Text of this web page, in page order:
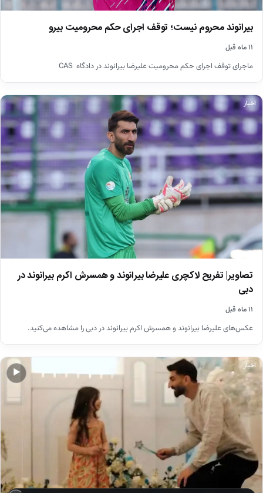
بیرانوند محروم نیست؛ توقف اجرای حکم محرومیت بیرو
۱۱ ماه قبل
ماجرای توقف اجرای حکم محرومیت علیرضا بیرانوند در دادگاه ‌CAS
اخبار
تصاویر| تفریح لاکچری علیرضا بیرانوند و همسرش اکرم بیرانوند در
دبی
۱۱ ماه قبل
عکس‌های علیرضا بیرانوند و همسرش اکرم بیرانوند در دبی را مشاهده می‌کنید.
▶
اخبار